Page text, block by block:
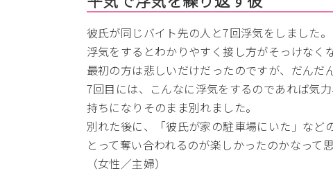
彼氏が同じバイト先の人と7回浮気をしました。
浮気をするとわかりやすく接し方がそっけなく
最初の方は悲しいだけだったのですが、だんだ
7回目には、こんなに浮気をするのであれば気
持ちになりそのまま別れました。
別れた後に、「彼氏が家の駐車場にいた」など
とって奪い合われるのが楽しかったのかなって思
（女性／主婦）